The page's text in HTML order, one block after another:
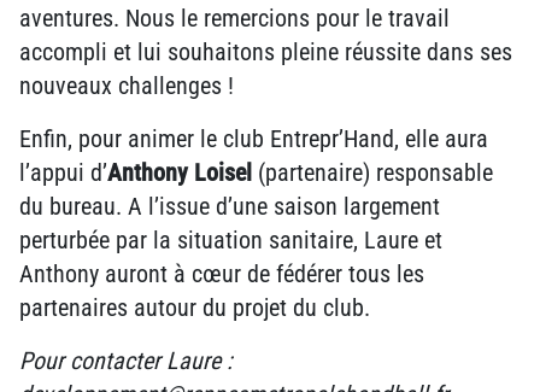
aventures. Nous le remercions pour le travail
accompli et lui souhaitons pleine réussite dans ses
nouveaux challenges !
Enfin, pour animer le club Entrepr’Hand, elle aura
l’appui d’Anthony Loisel (partenaire) responsable
du bureau. A l’issue d’une saison largement
perturbée par la situation sanitaire, Laure et
Anthony auront à cœur de fédérer tous les
partenaires autour du projet du club.
Pour contacter Laure :